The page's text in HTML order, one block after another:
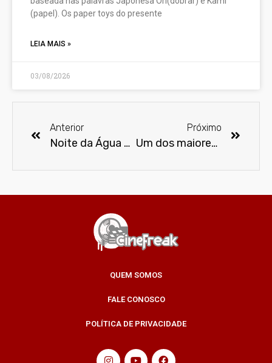
(papel). Os paper toys do presente
LEIA MAIS »
03/08/2026
Anterior
Noite da Água agita Cine Roxy na pré-estreia de Avatar: O Caminho da Água
Próximo
Um dos maiores clássicos do terror, ‘O Massacre da Serra Elétrica’ estreia hoje nos cinemas de RJ e SP
QUEM SOMOS
FALE CONOSCO
POLÍTICA DE PRIVACIDADE